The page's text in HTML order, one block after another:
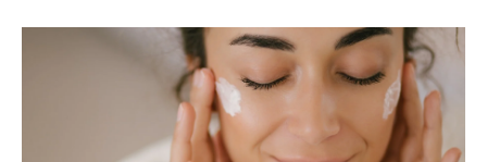
moda & ljepota